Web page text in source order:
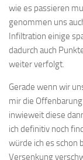
wie es passieren
genommen uns
Infiltration einige
dadurch auch
weiter verfolgt.
Gerade wenn wir
mir die
inwieweit diese
ich definitiv noch
würde ich es schon
Versenkung